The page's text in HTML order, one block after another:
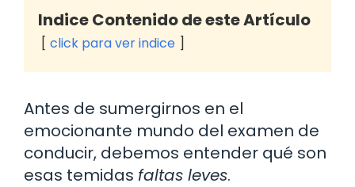
Indice Contenido de este Artículo
click para ver indice
Antes de sumergirnos en el
emocionante mundo del examen de
conducir, debemos entender qué son
esas temidas faltas leves.